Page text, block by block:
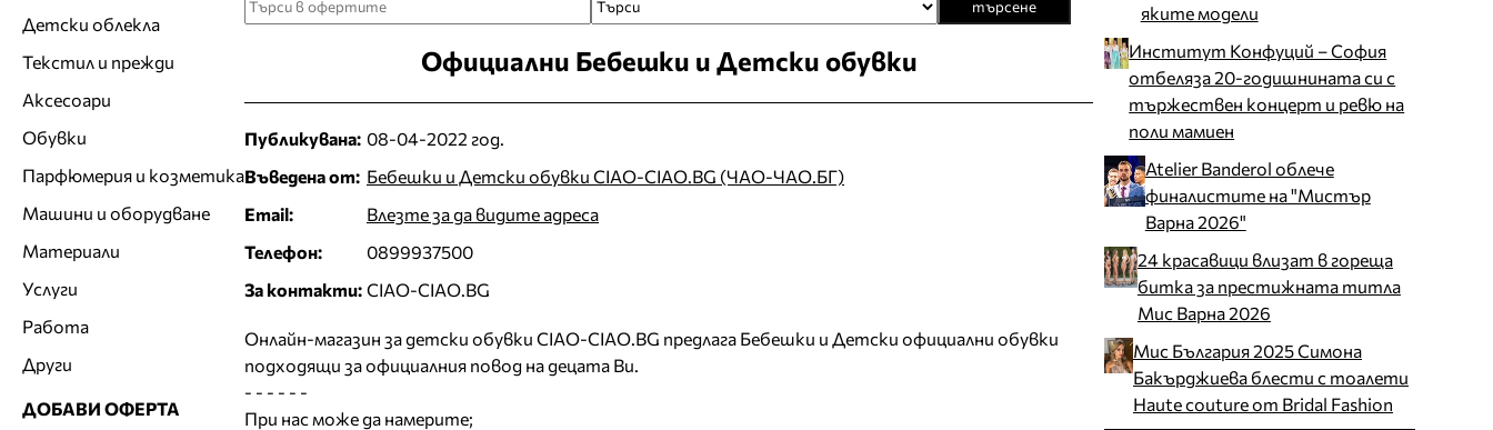
търсене
Официални Бебешки и Детски обувки
Публикувана: 08-04-2022 год.
Въведена от: Бебешки и Детски обувки CIAO-CIAO.BG (ЧАО-ЧАО.БГ)
Email:
Влезте за да видите адреса
Телефон:
0899937500
За контакти: CIAO-CIAO.BG
Онлайн-магазин за детски обувки CIAO-CIAO.BG предлага Бебешки и Детски официални обувки
подходящи за официалния повод на децата Ви.
- - - - - -
При нас може да намерите;
Детски облекла
Текстил и прежди
Аксесоари
Обувки
Парфюмерия и козметика
Машини и оборудване
Материали
Услуги
Работа
Други
ДОБАВИ ОФЕРТА
яките модели
Институт Конфуций – София
отбеляза 20-годишнината си с
тържествен концерт и ревю на
поли мамиен
Atelier Banderol облече
финалистите на "Мистър
Варна 2026"
24 красавици влизат в гореща
битка за престижната титла
Мис Варна 2026
Мис България 2025 Симона
Бакърджиева блести с тоалети
Haute couture от Bridal Fashion